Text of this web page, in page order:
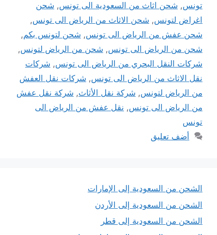
تونس, شحن اثاث من السعودية الى تونس, شحن
اغراض لتونس, شحن الاثاث من الرياض الى تونس,
شحن عفش من الرياض الى تونس, شحن لتونس بكم,
شحن من الرياض الى تونس, شحن من الرياض لتونس,
شركات النقل البحري من الرياض الى تونس, شركات
نقل الاثاث من الرياض الى تونس, شركات نقل العفش
من الرياض لتونس, شركة نقل الأثاث, شركة نقل عفش
من الرياض الى تونس, نقل عفش من الرياض الى
تونس
أضف تعليق
الشحن من السعودية إلى الإمارات
الشحن من السعودية إلى الأردن
الشحن من السعودية إلى قطر